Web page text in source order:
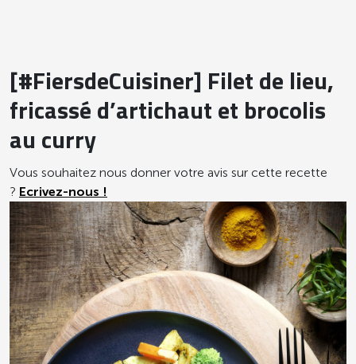
[#FiersdeCuisiner] Filet de lieu,
fricassé d’artichaut et brocolis
au curry
Vous souhaitez nous donner votre avis sur cette recette
? Ecrivez-nous !